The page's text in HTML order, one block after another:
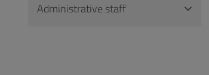
Administrative staff